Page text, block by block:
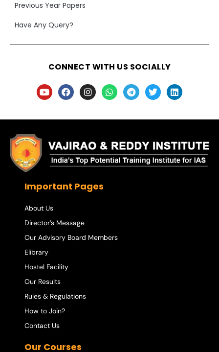
Previous Year Papers
Have Any Query?
CONNECT WITH US SOCIALLY
Important Pages
About Us
Director’s Message
Our Advisory Board Members
Elibrary
Hostel Facility
Our Results
Rules & Regulations
How to Join?
Contact Us
Our Courses